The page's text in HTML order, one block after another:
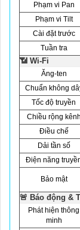
Phạm vi Pan
Phạm vi Tilt
Cài đặt trước
Tuần tra
📶 Wi-Fi
Ăng-ten
Chuẩn không
Tốc độ truyền
Chiều rộng kênh
Điều chế
Dải tần số
Điện năng
Bảo mật
🚨 Báo động &
Phát hiện thông
minh